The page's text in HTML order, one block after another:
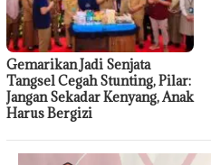
Gemarikan Jadi Senjata
Tangsel Cegah Stunting, Pilar:
Jangan Sekadar Kenyang, Anak
Harus Bergizi